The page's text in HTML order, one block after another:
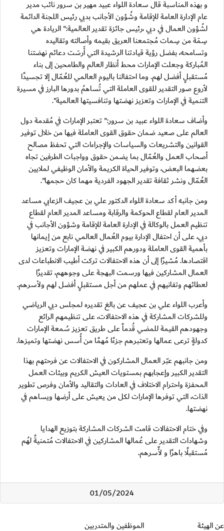
و بهذه المناسبة قال سعادة اللواء عبيد مهير بن سرور نائب مدير
عام الإدارة العامة للإقامة وشُؤون الأجانب بدبي رئيس اللجنة الدائمة
لشُؤون العمال في دبي ،رئيس جائزة تقدير العالمية:" الريادة هي
سِمَة من سِمات مُجتمعنا العريق بقيمه وأصالته وتقاليده
وتسامحه، بفضل رؤية قيادتنا الرشيدة التي أَرسَت دعائم نهضتنا
المُباركة وجعلت الإمارات محط أنظار العالم والطامحين إلى بناء
مُستقبلٍ أفضل لهم. وما احتفالنا باليوم العالمي للعُمّال إلا تجسيدًا
لأروع صور التقدير للقوى العاملة التي تُساهمُ بدورها البارز في مسيرة
التنمية في الإمارات وتعزيز نهضتها وتنافسيتها العالمية".
وأضاف سعادة اللواء عبيد بن سرور:" تعتبر الإمارات في مُقدمة دول
العالم على صعيد ضمان حقوق القوى العاملة فيها من خلال توفير
القوانين والتشريعات والسياسات والإجراءات التي تحفظ مصالح
أصحاب العمل والعُمّال بما يضمن حقوق وواجبات الطرفين تجاه
بعضهما البعض، وتوفير الحياة الكريمة والأمان الوظيفي لملايين
العُمّال ونشر ثقافة تقدير الجهود الفردية مهما كان حجمها".
ومن جانبه أكد سعادة اللواء الدكتور علي بن عجيف الزعابي مساعد
المدير العام لقطاع الحوكمة والرقابة ومساعد المدير العام لقطاع
تنظيم العمل بالوكالة في الإدارة العامة للإقامة وشؤون الأجانب في
دبي، على أن احتفال الإدارة بيوم العُمال العالمي نابع من إيمانها
بأهمية القوى العاملة ودورهم الكبير في نهضة الإمارات وتعزيز
اقتصادها. مُشيرًا إلى أن هذه الاحتفالات تركت أطيب الانطباعات لدى
العمال المشاركين فيها ورسمت البهجة على وجوههم، تقديرًا
لعطائهم وتفانيهم في عملهم من أجل مستقبلٍ أفضل لهم ولأسرهم.
وأعرب اللواء علي بن عجيف عن بالغ تقديره لمجلس دبي الرياضي
وللشركات المشاركة في هذه الاحتفالات، على تنظيمهم الرائع
وجهودهم القيمة للمضي قُدماً على طريق تعزيز سُمعة الإمارات
كدولةٍ ترعى عمالها وتعتبرهم جزءًا مُهمًا من أُسس نهضتها وتميزها.
ومن جانبهم عبّر العمال المشاركون في الاحتفالات عن فرحتهم بهذا
التقدير الكبير وإعجابهم بمستويات العيش الكريم وبيئات العمل
المحفزة واحترام الاختلاف في العادات والتقاليد والأمان وفرص تطوير
الذات، التي توفرها الإمارات لكل من يعيش على أرضها ويساهم في
نهضتها.
وفي ختام الاحتفالات قامت الشركات المشاركة بتوزيع الهدايا
وشهادات التقدير على عُمالها المشاركين في الاحتفالات مُتمنيةً لهُم
مُستقبلًا باهرًا و لأٌسرهم.
01/05/2024
قسم التذييل
عن الهيئة
الموظفين والمتدربين